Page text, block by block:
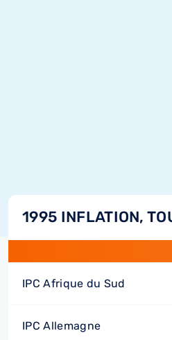
1995 INFLATION,
IPC Afrique du Sud
IPC Allemagne